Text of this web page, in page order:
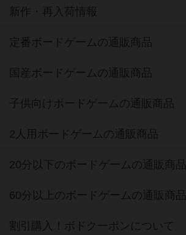
新作・再入荷情報
定番ボードゲームの通販商品
国産ボードゲームの通販商品
子供向けボードゲームの通販商品
2人用ボードゲームの通販商品
20分以下のボードゲームの通販商品
60分以上のボードゲームの通販商品
割引購入！ボドクーポンについて